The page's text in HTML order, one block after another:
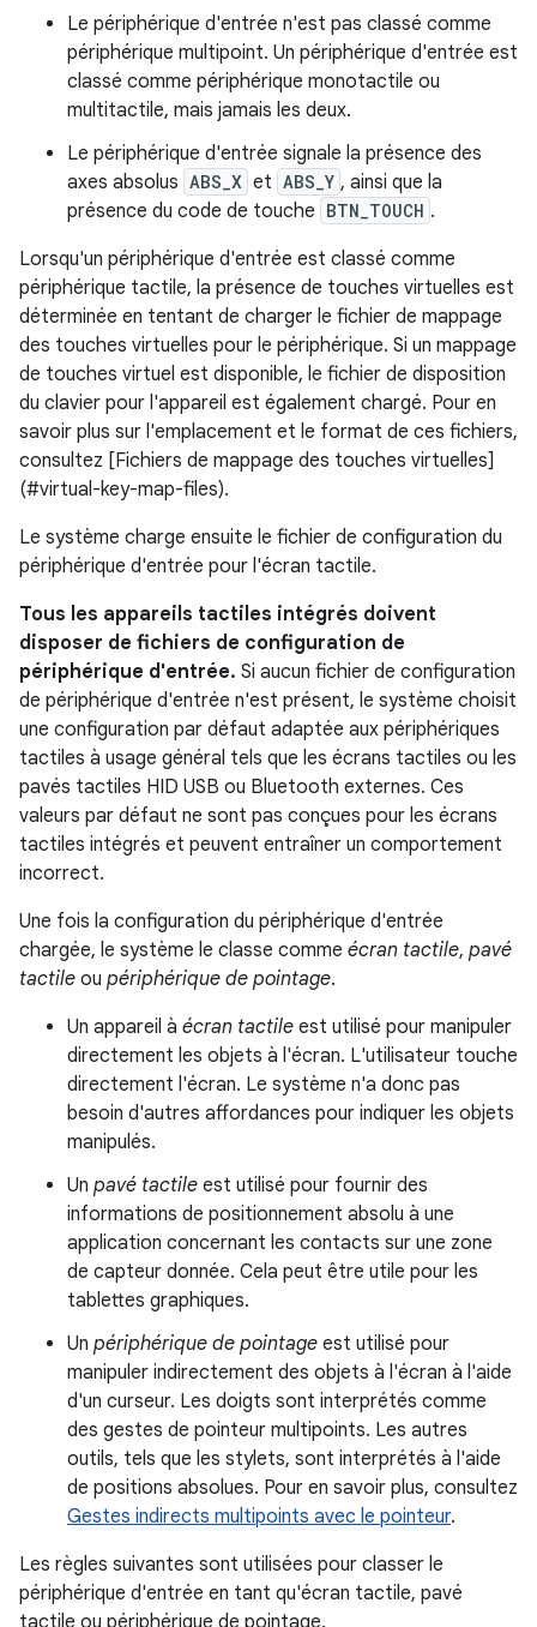
Le périphérique d'entrée n'est pas classé comme
périphérique multipoint. Un périphérique d'entrée est
classé comme périphérique monotactile ou
multitactile, mais jamais les deux.
Le périphérique d'entrée signale la présence des
axes absolus ABS_X et ABS_Y , ainsi que la
présence du code de touche BTN_TOUCH .
Lorsqu'un périphérique d'entrée est classé comme
périphérique tactile, la présence de touches virtuelles est
déterminée en tentant de charger le fichier de mappage
des touches virtuelles pour le périphérique. Si un mappage
de touches virtuel est disponible, le fichier de disposition
du clavier pour l'appareil est également chargé. Pour en
savoir plus sur l'emplacement et le format de ces fichiers,
consultez [Fichiers de mappage des touches virtuelles]
(#virtual-key-map-files).
Le système charge ensuite le fichier de configuration du
périphérique d'entrée pour l'écran tactile.
Tous les appareils tactiles intégrés doivent
disposer de fichiers de configuration de
périphérique d'entrée. Si aucun fichier de configuration
de périphérique d'entrée n'est présent, le système choisit
une configuration par défaut adaptée aux périphériques
tactiles à usage général tels que les écrans tactiles ou les
pavés tactiles HID USB ou Bluetooth externes. Ces
valeurs par défaut ne sont pas conçues pour les écrans
tactiles intégrés et peuvent entraîner un comportement
incorrect.
Une fois la configuration du périphérique d'entrée
chargée, le système le classe comme écran tactile, pavé
tactile ou périphérique de pointage.
Un appareil à écran tactile est utilisé pour manipuler
directement les objets à l'écran. L'utilisateur touche
directement l'écran. Le système n'a donc pas
besoin d'autres affordances pour indiquer les objets
manipulés.
Un pavé tactile est utilisé pour fournir des
informations de positionnement absolu à une
application concernant les contacts sur une zone
de capteur donnée. Cela peut être utile pour les
tablettes graphiques.
Un périphérique de pointage est utilisé pour
manipuler indirectement des objets à l'écran à l'aide
d'un curseur. Les doigts sont interprétés comme
des gestes de pointeur multipoints. Les autres
outils, tels que les stylets, sont interprétés à l'aide
de positions absolues. Pour en savoir plus, consultez
Gestes indirects multipoints avec le pointeur.
Les règles suivantes sont utilisées pour classer le
périphérique d'entrée en tant qu'écran tactile, pavé
tactile ou périphérique de pointage.